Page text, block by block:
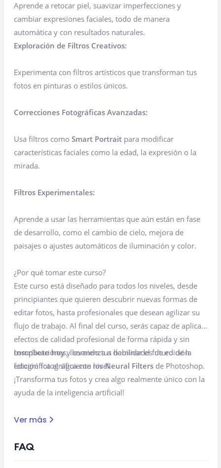
Aprende a retocar piel, suavizar imperfecciones y
cambiar expresiones faciales, todo de manera
automática y con resultados naturales.
Exploración de Filtros Creativos:
Experimenta con filtros artísticos que transforman tus
fotos en pinturas o estilos únicos.
Correcciones Fotográficas Avanzadas:
Usa filtros como Smart Portraitpara modificar
características faciales como la edad, la expresión o la
mirada.
Filtros Experimentales:
Aprende a usar las herramientas que aún están en fase
de desarrollo, como el cambio de cielo, mejora de
paisajes o ajustes automáticos de iluminación y color.
¿Por qué tomar este curso?
Este curso está diseñado para todos los niveles, desde
principiantes que quieren descubrir nuevas formas de
editar fotos, hasta profesionales que desean agilizar su
flujo de trabajo. Al final del curso, serás capaz de aplicar
efectos de calidad profesional de forma rápida y sin
complicaciones, llevando tus habilidades de edición
fotográfica al siguiente nivel.
Inscríbete hoyy comienza a dominar el futuro de la
edición fotográfica con losNeural Filtersde Photoshop.
¡Transforma tus fotos y crea algo realmente único con la
ayuda de la inteligencia artificial!
Ver más
FAQ